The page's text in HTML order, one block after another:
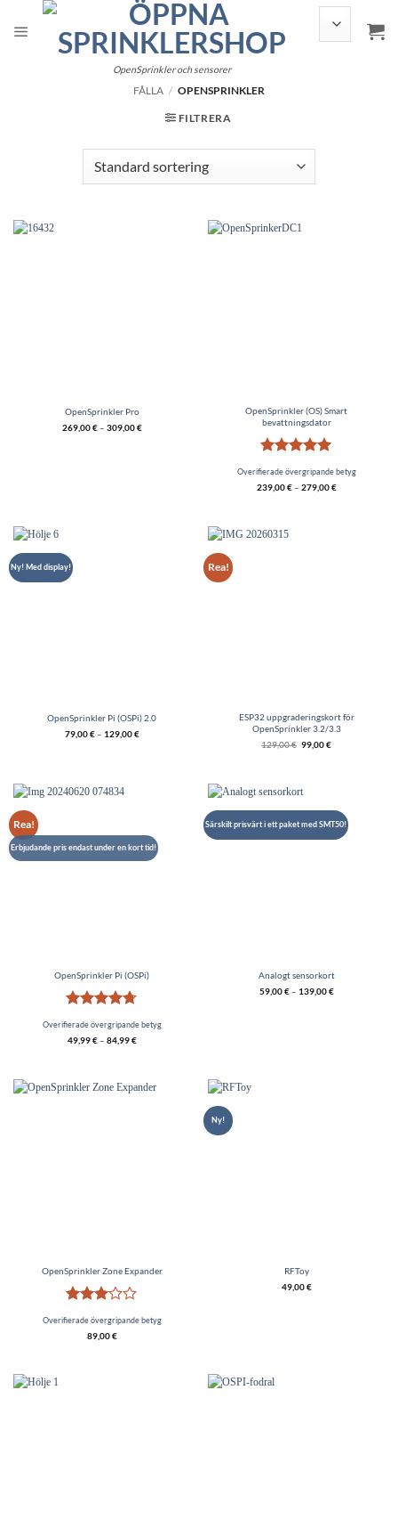
innehållet
OpenSprinkler och sensorer
FÅLLA / OPENSPRINKLER
FILTRERA
OpenSprinkler Pro
269,00€– 309,00€
OpenSprinkler (OS) Smart
bevattningsdator
Betygsatt
Overifierade övergripande betyg
239,00€– 279,00€
Ny! Med display!
OpenSprinkler Pi (OSPi) 2.0
79,00€– 129,00€
Rea!
ESP32 uppgraderingskort för
OpenSprinkler 3.2/3.3
129,00€ Det
ursprungliga
99,00€Nypriset
Rea!
Erbjudande pris endast under en kort tid!
OpenSprinkler Pi (OSPi)
Betygsatt
av 5
Overifierade övergripande betyg
49,99€– 84,99€
Särskilt prisvärt i ett paket med SMT50!
Analogt sensorkort
59,00€– 139,00€
OpenSprinkler Zone Expander
Betygsatt
av 5
Overifierade övergripande betyg
89,00€
Ny!
RFToy
49,00€